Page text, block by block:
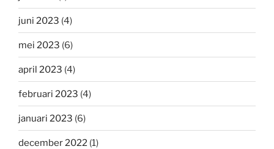
juni 2023 (4)
mei 2023 (6)
april 2023 (4)
februari 2023 (4)
januari 2023 (6)
december 2022 (1)